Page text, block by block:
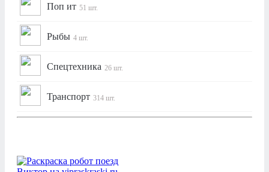
Поп ит 51 шт.
Рыбы 4 шт.
Спецтехника 26 шт.
Транспорт 314 шт.